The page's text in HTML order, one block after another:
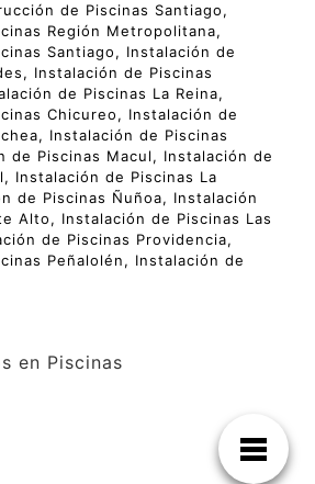
de Piscinas Santiago,
Región Metropolitana,
Santiago, Instalación de
Instalación de Piscinas
de Piscinas La Reina,
Chicureo, Instalación de
Instalación de Piscinas
de Piscinas Macul, Instalación de
Instalación de Piscinas La
de Piscinas Ñuñoa, Instalación
Alto, Instalación de Piscinas Las
de Piscinas Providencia,
Peñalolén, Instalación de
en Piscinas